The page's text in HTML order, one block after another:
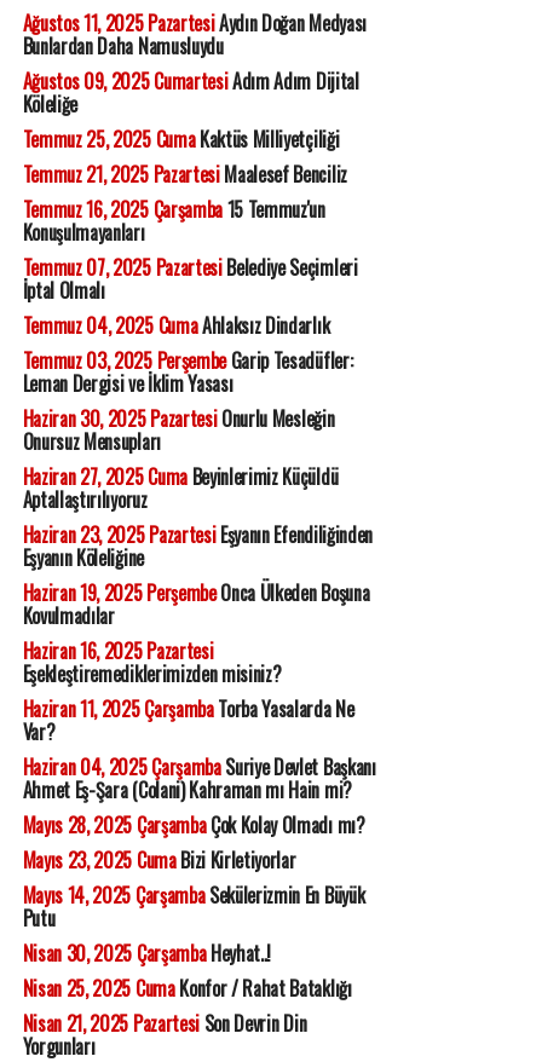
Ağustos 11, 2025 PazartesiAydın Doğan Medyası
Bunlardan Daha Namusluydu
Ağustos 09, 2025 CumartesiAdım Adım Dijital
Köleliğe
Temmuz 25, 2025 CumaKaktüs Milliyetçiliği
Temmuz 21, 2025 PazartesiMaalesef Benciliz
Temmuz 16, 2025 Çarşamba15 Temmuz'un
Konuşulmayanları
Temmuz 07, 2025 PazartesiBelediye Seçimleri
İptal Olmalı
Temmuz 04, 2025 CumaAhlaksız Dindarlık
Temmuz 03, 2025 PerşembeGarip Tesadüfler:
Leman Dergisi ve İklim Yasası
Haziran 30, 2025 PazartesiOnurlu Mesleğin
Onursuz Mensupları
Haziran 27, 2025 CumaBeyinlerimiz Küçüldü
Aptallaştırılıyoruz
Haziran 23, 2025 PazartesiEşyanın Efendiliğinden
Eşyanın Köleliğine
Haziran 19, 2025 PerşembeOnca Ülkeden Boşuna
Kovulmadılar
Haziran 16, 2025 Pazartesi
Eşekleştiremediklerimizden misiniz?
Haziran 11, 2025 ÇarşambaTorba Yasalarda Ne
Var?
Haziran 04, 2025 ÇarşambaSuriye Devlet Başkanı
Ahmet Eş-Şara (Colani) Kahraman mı Hain mi?
Mayıs 28, 2025 ÇarşambaÇok Kolay Olmadı mı?
Mayıs 23, 2025 CumaBizi Kirletiyorlar
Mayıs 14, 2025 ÇarşambaSekülerizmin En Büyük
Putu
Nisan 30, 2025 ÇarşambaHeyhat..!
Nisan 25, 2025 CumaKonfor / Rahat Bataklığı
Nisan 21, 2025 PazartesiSon Devrin Din
Yorgunları